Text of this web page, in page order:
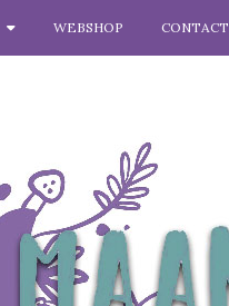
WEBSHOP CONTACT